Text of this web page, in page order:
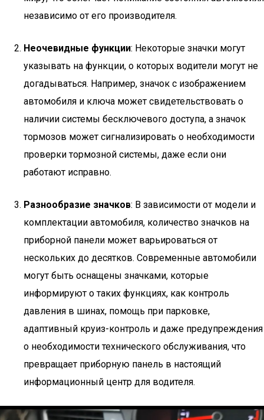
независимо от его производителя.
Неочевидные функции: Некоторые значки могут
указывать на функции, о которых водители могут не
догадываться. Например, значок с изображением
автомобиля и ключа может свидетельствовать о
наличии системы бесключевого доступа, а значок
тормозов может сигнализировать о необходимости
проверки тормозной системы, даже если они
работают исправно.
Разнообразие значков: В зависимости от модели и
комплектации автомобиля, количество значков на
приборной панели может варьироваться от
нескольких до десятков. Современные автомобили
могут быть оснащены значками, которые
информируют о таких функциях, как контроль
давления в шинах, помощь при парковке,
адаптивный круиз-контроль и даже предупреждения
о необходимости технического обслуживания, что
превращает приборную панель в настоящий
информационный центр для водителя.